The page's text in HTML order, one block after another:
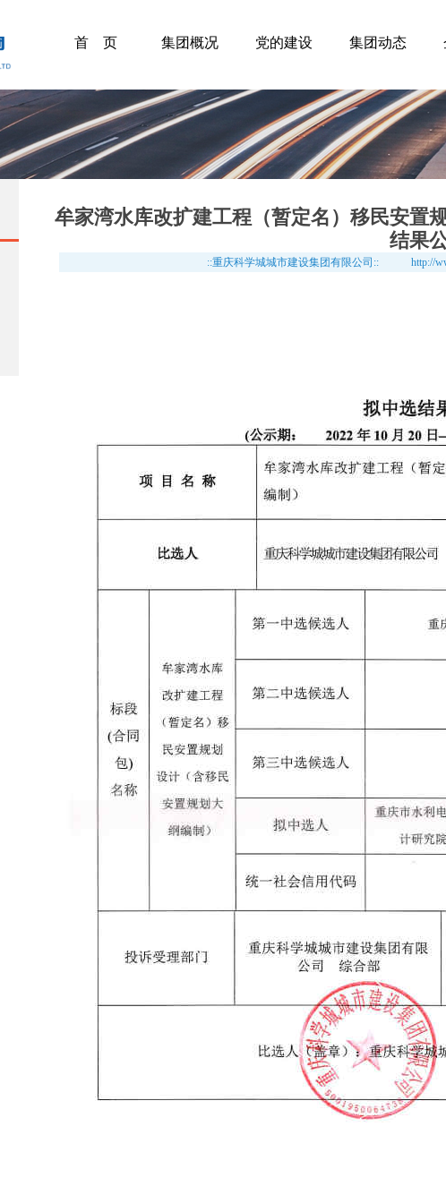
首 页 集团概况 党的建设 集团动态
牟家湾水库改扩建工程（暂定名）移民安置
结果
::重庆科学城城市建设集团有限公司:: http://